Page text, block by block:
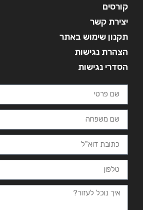
קורסים
יצירת קשר
תקנון שימוש באתר
הצהרת נגישות
הסדרי נגישות